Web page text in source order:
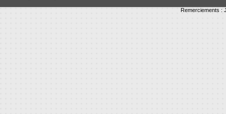
Remerciements :